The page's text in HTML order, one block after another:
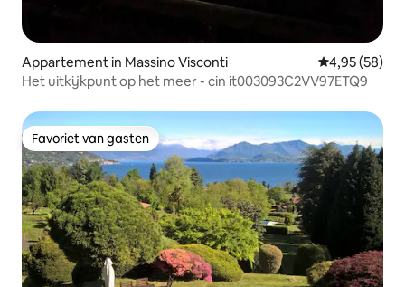
Appartement in Massino Visconti Gemiddelde
4,95 (58)
Het uitkijkpunt op het meer - cin it003093C2VV97ETQ9
Favoriet van gasten
Favoriet van gasten